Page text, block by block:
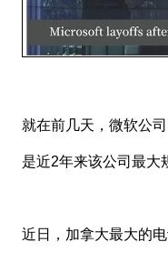
就在前几天，微软公
是近2年来该公司最大
近日，加拿大最大的